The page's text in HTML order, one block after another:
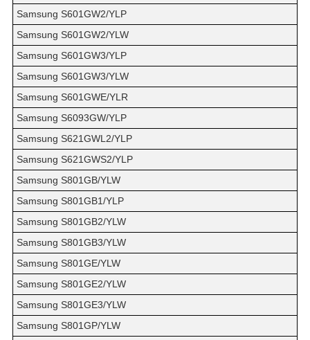
Samsung S601GW2/YLP
Samsung S601GW2/YLW
Samsung S601GW3/YLP
Samsung S601GW3/YLW
Samsung S601GWE/YLR
Samsung S6093GW/YLP
Samsung S621GWL2/YLP
Samsung S621GWS2/YLP
Samsung S801GB/YLW
Samsung S801GB1/YLP
Samsung S801GB2/YLW
Samsung S801GB3/YLW
Samsung S801GE/YLW
Samsung S801GE2/YLW
Samsung S801GE3/YLW
Samsung S801GP/YLW